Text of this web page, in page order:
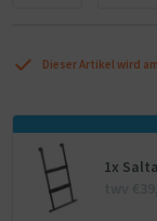
Dieser Artikel wird
1x